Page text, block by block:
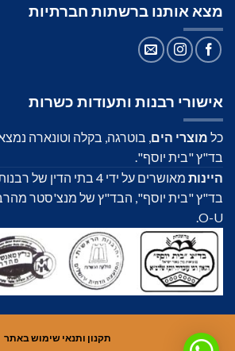
מצא אותנו ברשתות חברתיות
אישורי רבנות ותעודות כשרות
כל מוצרי הים , בוטרגה, בקלה וטונארה
בד"ץ "בית יוסף".
היינות
מאושרים על ידי 4 בתי
בד"ץ "בית יוסף", הבד"ץ של מנצ'סטר
O-U.
תקנון ותנאי שימוש באתר